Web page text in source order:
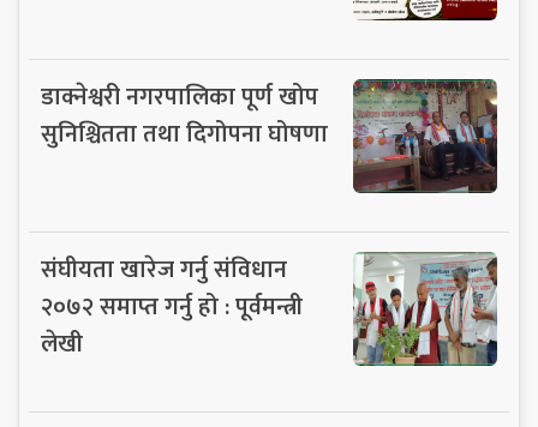
डाक्नेश्वरी नगरपालिका पूर्ण खोप
सुनिश्चितता तथा दिगोपना घोषणा
संघीयता खारेज गर्नु संविधान
२०७२ समाप्त गर्नु हो : पूर्वमन्त्री
लेखी